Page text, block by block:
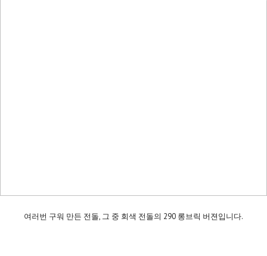
여러번 구워 만든 전돌, 그 중 회색 전돌의 290 롱브릭 버젼입니다.